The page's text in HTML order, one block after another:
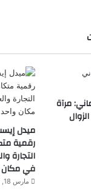
مرآة
ميدل
رقمية
التجارة
في مكان
مارس 18, 2026